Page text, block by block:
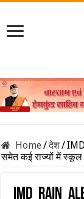
Home/देश/
समेत कई राज्यों में
IMD Rain